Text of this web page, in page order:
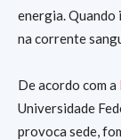
energia. Quando
na corrente
De acordo com a
Universidade
provoca sede,